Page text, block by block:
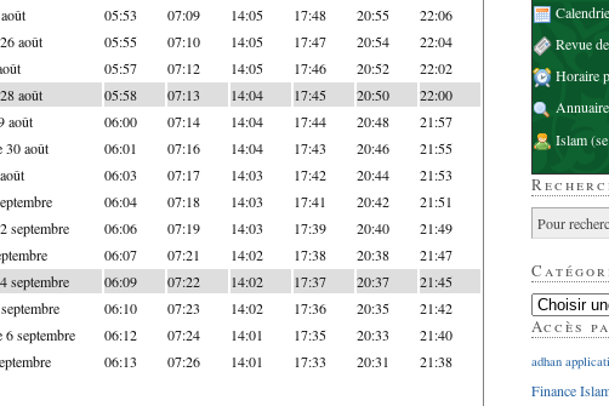
05:53 07:09 14:05 17:48 20:55 22:06
août 05:55 07:10 14:05 17:47 20:54 22:04
05:57 07:12 14:05 17:46 20:52 22:02
août 05:58 07:13 14:04 17:45 20:50 22:00
août 06:00 07:14 14:04 17:44 20:48 21:57
30 août 06:01 07:16 14:04 17:43 20:46 21:55
06:03 07:17 14:03 17:42 20:44 21:53
06:04 07:18 14:03 17:41 20:42 21:51
septembre 06:06 07:19 14:03 17:39 20:40 21:49
06:07 07:21 14:02 17:38 20:38 21:47
septembre 06:09 07:22 14:02 17:37 20:37 21:45
06:10 07:23 14:02 17:36 20:35 21:42
6 septembre 06:12 07:24 14:01 17:35 20:33 21:40
06:13 07:26 14:01 17:33 20:31 21:38
Revue
Horaire
Islam
Accès
adhan
Finance